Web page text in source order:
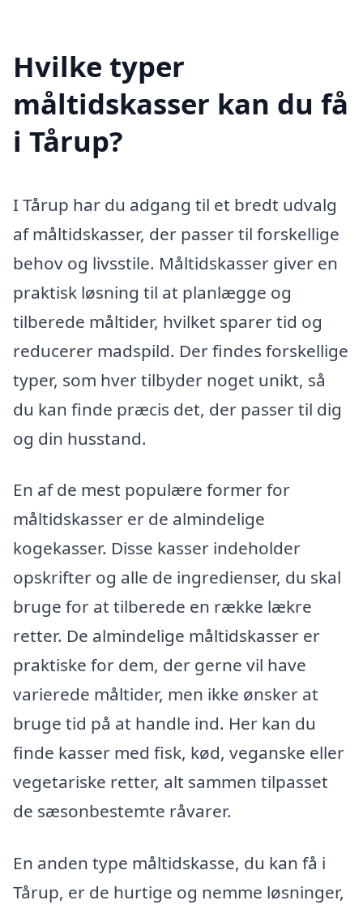
Hvilke typer
måltidskasser kan du få
i Tårup?
I Tårup har du adgang til et bredt udvalg
af måltidskasser, der passer til forskellige
behov og livsstile. Måltidskasser giver en
praktisk løsning til at planlægge og
tilberede måltider, hvilket sparer tid og
reducerer madspild. Der findes forskellige
typer, som hver tilbyder noget unikt, så
du kan finde præcis det, der passer til dig
og din husstand.
En af de mest populære former for
måltidskasser er de almindelige
kogekasser. Disse kasser indeholder
opskrifter og alle de ingredienser, du skal
bruge for at tilberede en række lækre
retter. De almindelige måltidskasser er
praktiske for dem, der gerne vil have
varierede måltider, men ikke ønsker at
bruge tid på at handle ind. Her kan du
finde kasser med fisk, kød, veganske eller
vegetariske retter, alt sammen tilpasset
de sæsonbestemte råvarer.
En anden type måltidskasse, du kan få i
Tårup, er de hurtige og nemme løsninger,